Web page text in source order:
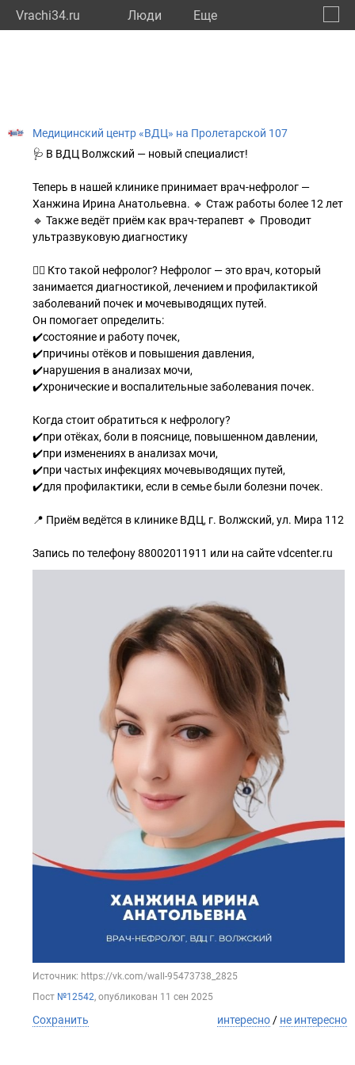
Vrachi34.ru Люди Eще
Медицинский центр «ВДЦ» на Пролетарской 107
🩺 В ВДЦ Волжский — новый специалист!
Теперь в нашей клинике принимает врач-нефролог —
Ханжина Ирина Анатольевна. 🔹 Стаж работы более 12 лет
🔹 Также ведёт приём как врач-терапевт 🔹 Проводит
ультразвуковую диагностику
👩‍⚕️ Кто такой нефролог? Нефролог — это врач, который
занимается диагностикой, лечением и профилактикой
заболеваний почек и мочевыводящих путей.
Он помогает определить:
✔️состояние и работу почек,
✔️причины отёков и повышения давления,
✔️нарушения в анализах мочи,
✔️хронические и воспалительные заболевания почек.
Когда стоит обратиться к нефрологу?
✔️при отёках, боли в пояснице, повышенном давлении,
✔️при изменениях в анализах мочи,
✔️при частых инфекциях мочевыводящих путей,
✔️для профилактики, если в семье были болезни почек.
📍 Приём ведётся в клинике ВДЦ, г. Волжский, ул. Мира 112
Запись по телефону 88002011911 или на сайте vdcenter.ru
Источник: https://vk.com/wall-95473738_2825
Пост №12542, опубликован 11 сен 2025
Сохранить интересно/ не интересно